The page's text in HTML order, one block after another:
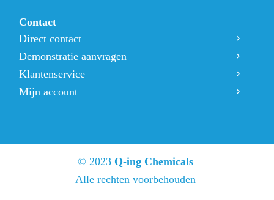
Contact
Direct contact
Demonstratie aanvragen
Klantenservice
Mijn account
© 2023 Q-ing Chemicals
Alle rechten voorbehouden